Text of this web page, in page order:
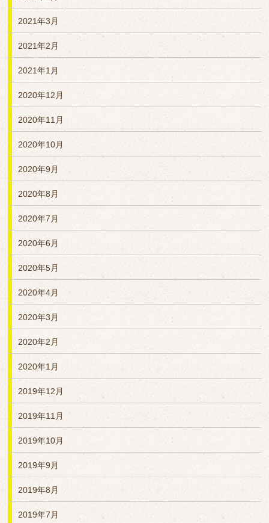
2021年3月
2021年2月
2021年1月
2020年12月
2020年11月
2020年10月
2020年9月
2020年8月
2020年7月
2020年6月
2020年5月
2020年4月
2020年3月
2020年2月
2020年1月
2019年12月
2019年11月
2019年10月
2019年9月
2019年8月
2019年7月